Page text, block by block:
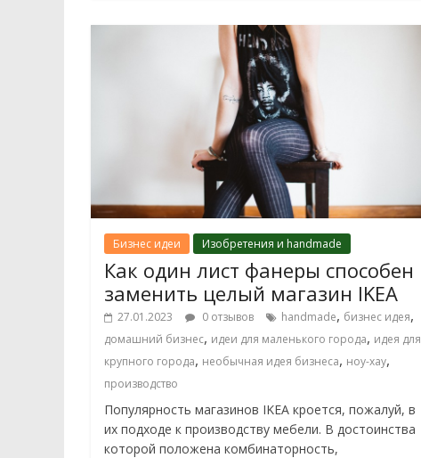
Бизнес идеи Изобретения и handmade
Как один лист фанеры способен
заменить целый магазин IKEA
27.01.2023 0 отзывов handmade, бизнес идея,
домашний бизнес, идеи для маленького города, идея для
крупного города, необычная идея бизнеса, ноу-хау,
производство
Популярность магазинов IKEA кроется, пожалуй, в
их подходе к производству мебели. В достоинства
которой положена комбинаторность,